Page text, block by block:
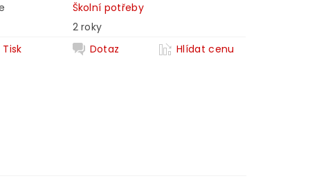
Školní potřeby
2 roky
Tisk
Dotaz Hlídat cenu